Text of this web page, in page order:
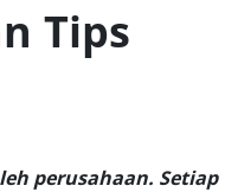
Tips
perusahaan. Setiap